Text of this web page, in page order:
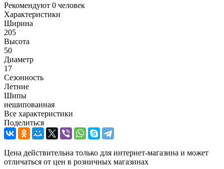
Рекомендуют 0 человек
Характеристики
Ширина
205
Высота
50
Диаметр
17
Сезонность
Летние
Шипы
нешипованная
Все характеристики
Поделиться
Цена действительна только для интернет-магазина и может
отличаться от цен в розничных магазинах